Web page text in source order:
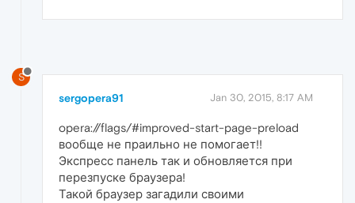
S
sergopera91 Jan 30, 2015, 8:17 AM
opera://flags/#improved-start-page-preload
вообще не праильно не помогает!!
Экспресс панель так и обновляется при
перезпуске браузера!
Такой браузер загадили своими